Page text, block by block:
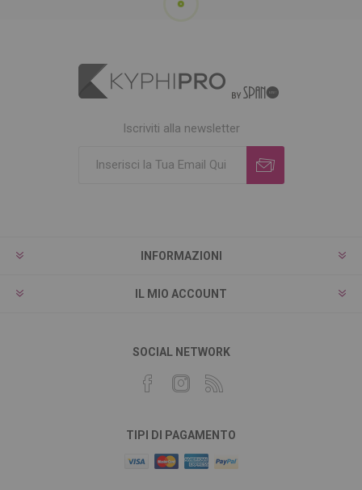
Iscriviti alla newsletter
INFORMAZIONI
IL MIO ACCOUNT
SOCIAL NETWORK
TIPI DI PAGAMENTO